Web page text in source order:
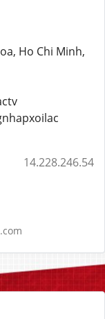
Ho Chi Minh,
14.228.246.54